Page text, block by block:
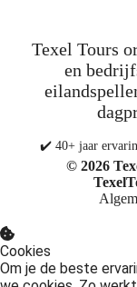
Texel Tours
en
✔️ 40+ jaar
© 2026
Cookies
Om je de beste